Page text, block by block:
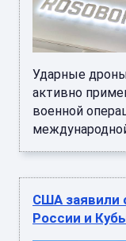
Ударные
активно
военной
США заявили
России и